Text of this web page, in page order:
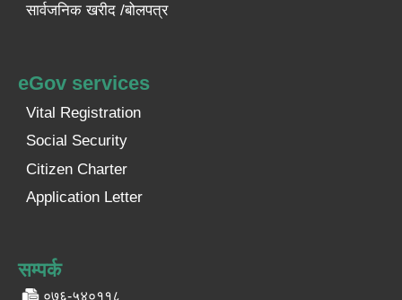
सार्वजनिक खरीद /बोलपत्र
eGov services
Vital Registration
Social Security
Citizen Charter
Application Letter
सम्पर्क
०७६-५४०११८